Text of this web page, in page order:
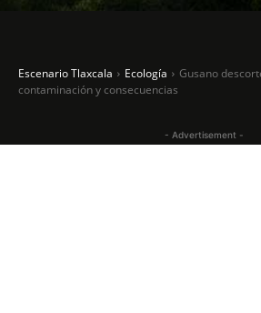
Escenario Tlaxcala Ecología
Gusano
contaminación y consecuencias
- Advertisement -